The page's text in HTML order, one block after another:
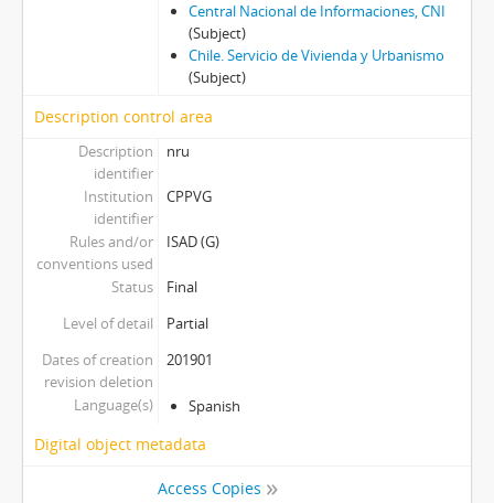
Central Nacional de Informaciones, CNI
(Subject)
Chile. Servicio de Vivienda y Urbanismo
(Subject)
Description control area
Description
identifier
nru
Institution
identifier
CPPVG
Rules and/or
conventions used
ISAD (G)
Status
Final
Level of detail
Partial
Dates of creation
revision deletion
201901
Language(s) Spanish
Digital object metadata
Access Copies